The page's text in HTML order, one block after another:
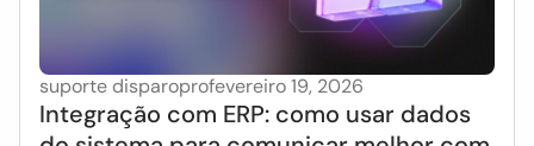
suporte disparoprofevereiro 19, 2026
Integração com ERP: como usar dados